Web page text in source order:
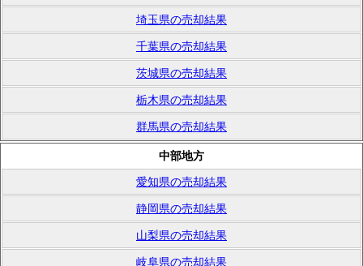
埼玉県の売却結果
千葉県の売却結果
茨城県の売却結果
栃木県の売却結果
群馬県の売却結果
中部地方
愛知県の売却結果
静岡県の売却結果
山梨県の売却結果
岐阜県の売却結果